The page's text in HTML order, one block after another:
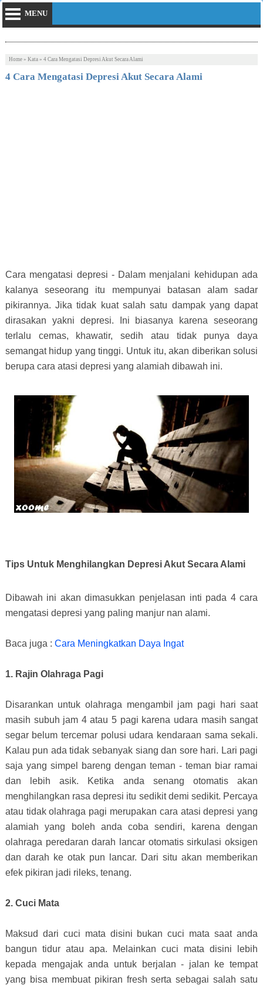
MENU
Home» Kata» 4 Cara Mengatasi Depresi Akut Secara Alami
4 Cara Mengatasi Depresi Akut Secara Alami
Cara mengatasi depresi - Dalam menjalani kehidupan ada
kalanya seseorang itu mempunyai batasan alam sadar
pikirannya. Jika tidak kuat salah satu dampak yang dapat
dirasakan yakni depresi. Ini biasanya karena seseorang
terlalu cemas, khawatir, sedih atau tidak punya daya
semangat hidup yang tinggi. Untuk itu, akan diberikan solusi
berupa cara atasi depresi yang alamiah dibawah ini.
Tips Untuk Menghilangkan Depresi Akut Secara Alami
Dibawah ini akan dimasukkan penjelasan inti pada 4 cara
mengatasi depresi yang paling manjur nan alami.
Baca juga : Cara Meningkatkan Daya Ingat
1. Rajin Olahraga Pagi
Disarankan untuk olahraga mengambil jam pagi hari saat
masih subuh jam 4 atau 5 pagi karena udara masih sangat
segar belum tercemar polusi udara kendaraan sama sekali.
Kalau pun ada tidak sebanyak siang dan sore hari. Lari pagi
saja yang simpel bareng dengan teman - teman biar ramai
dan lebih asik. Ketika anda senang otomatis akan
menghilangkan rasa depresi itu sedikit demi sedikit. Percaya
atau tidak olahraga pagi merupakan cara atasi depresi yang
alamiah yang boleh anda coba sendiri, karena dengan
olahraga peredaran darah lancar otomatis sirkulasi oksigen
dan darah ke otak pun lancar. Dari situ akan memberikan
efek pikiran jadi rileks, tenang.
2. Cuci Mata
Maksud dari cuci mata disini bukan cuci mata saat anda
bangun tidur atau apa. Melainkan cuci mata disini lebih
kepada mengajak anda untuk berjalan - jalan ke tempat
yang bisa membuat pikiran fresh serta sebagai salah satu